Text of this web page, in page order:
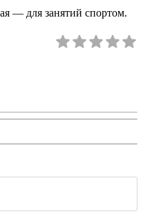
— для занятий спортом.